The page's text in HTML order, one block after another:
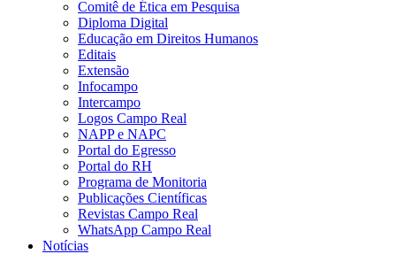
Comitê de Ética em Pesquisa
Diploma Digital
Educação em Direitos Humanos
Editais
Extensão
Infocampo
Intercampo
Logos Campo Real
NAPP e NAPC
Portal do Egresso
Portal do RH
Programa de Monitoria
Publicações Científicas
Revistas Campo Real
WhatsApp Campo Real
Notícias